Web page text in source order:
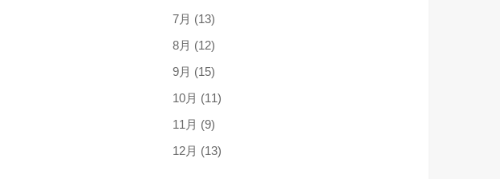
7月 (13)
8月 (12)
9月 (15)
10月 (11)
11月 (9)
12月 (13)